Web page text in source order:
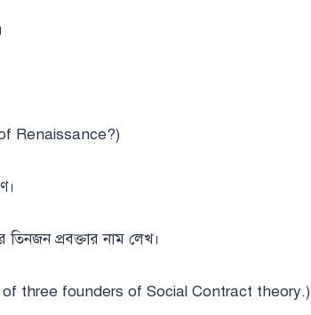
Renaissance?)
তিনজন প্রবক্তার নাম লেখ।
three founders of Social Contract theory.)